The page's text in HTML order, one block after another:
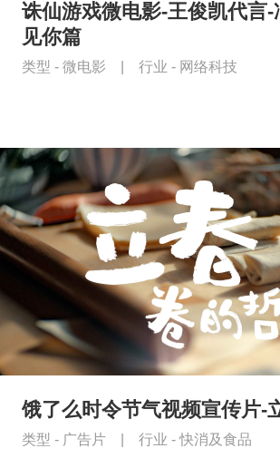
诛仙游戏微电影-王俊凯代言-
见你篇
类型 - 微电影 行业 - 网络科技
饿了么时令节气视频宣传片-
类型 - 广告片 行业 -快消及食品